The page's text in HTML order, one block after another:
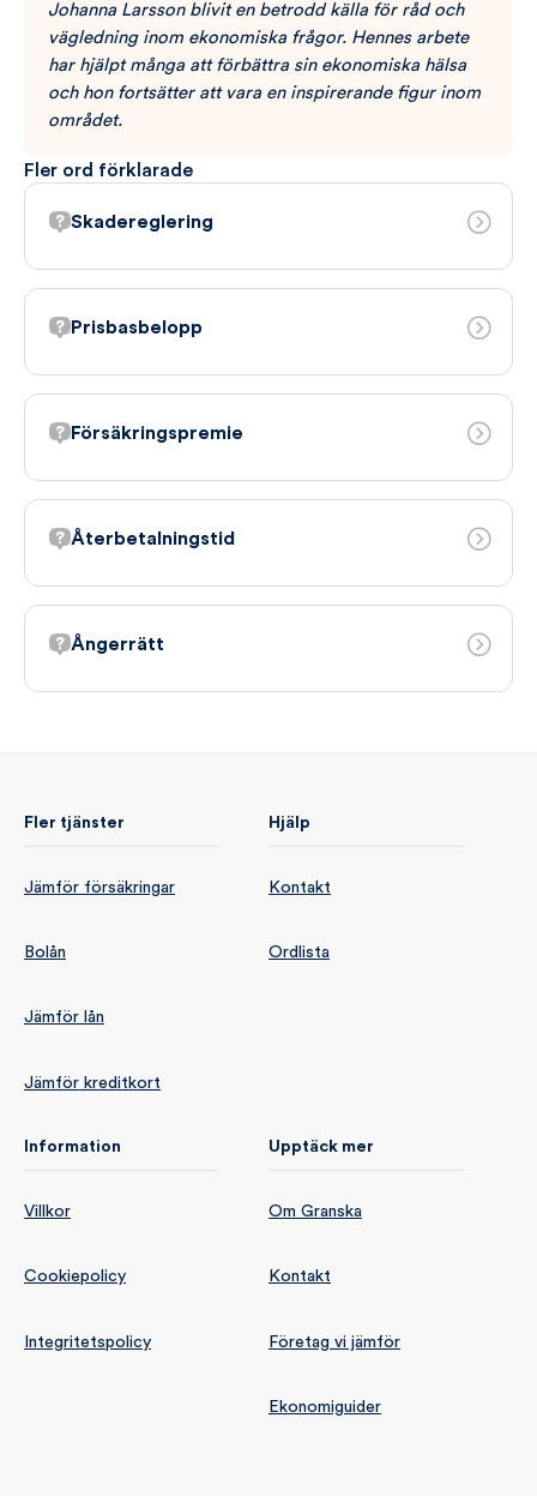
Johanna Larsson blivit en betrodd källa för råd och
vägledning inom ekonomiska frågor. Hennes arbete
har hjälpt många att förbättra sin ekonomiska hälsa
och hon fortsätter att vara en inspirerande figur inom
området.
Fler ord förklarade
Skadereglering
Prisbasbelopp
Försäkringspremie
Återbetalningstid
Ångerrätt
Fler tjänster
Jämför försäkringar
Bolån
Jämför lån
Jämför kreditkort
Hjälp
Kontakt
Ordlista
Information
Villkor
Cookiepolicy
Integritetspolicy
Upptäck mer
Om Granska
Kontakt
Företag vi jämför
Ekonomiguider